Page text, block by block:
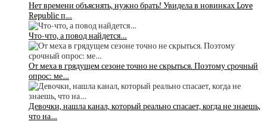
Нет времени объяснять, нужно брать! Увидела в новинках Love
Republic п…
Что-что, а повод найдется…
От меха в грядущем сезоне точно не скрыться. Поэтому срочный
опрос: ме…
Девочки, нашла канал, который реально спасает, когда не знаешь,
что на…